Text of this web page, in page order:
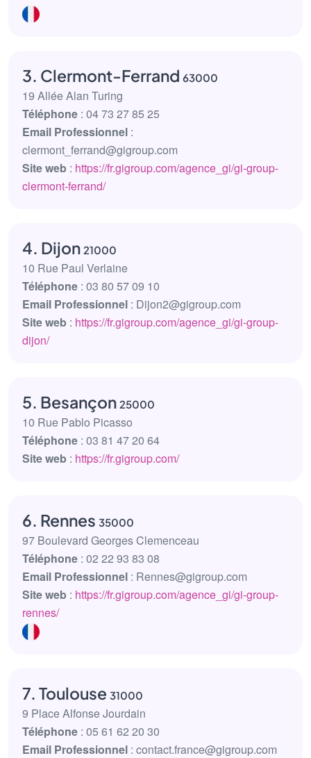
3. Clermont-Ferrand 63000
19 Allée Alan Turing
Téléphone : 04 73 27 85 25
Email Professionnel :
clermont_ferrand@gigroup.com
Site web : https://fr.gigroup.com/agence_gi/gi-group-
clermont-ferrand/
4. Dijon 21000
10 Rue Paul Verlaine
Téléphone : 03 80 57 09 10
Email Professionnel : Dijon2@gigroup.com
Site web : https://fr.gigroup.com/agence_gi/gi-group-
dijon/
5. Besançon 25000
10 Rue Pablo Picasso
Téléphone : 03 81 47 20 64
Site web : https://fr.gigroup.com/
6. Rennes 35000
97 Boulevard Georges Clemenceau
Téléphone : 02 22 93 83 08
Email Professionnel : Rennes@gigroup.com
Site web : https://fr.gigroup.com/agence_gi/gi-group-
rennes/
7. Toulouse 31000
9 Place Alfonse Jourdain
Téléphone : 05 61 62 20 30
Email Professionnel : contact.france@gigroup.com